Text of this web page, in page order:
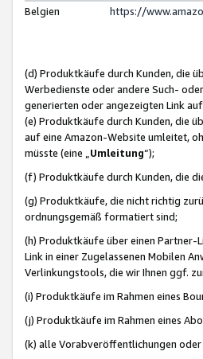
Belgien
https://
(d) Produktkäufe durch Kunden, die
Werbedienste oder andere Such-
generierten oder angezeigten Link
(e) Produktkäufe durch Kunden, die
auf eine Amazon-Website umleitet,
müsste (eine „ Umleitung“);
(f) Produktkäufe durch Kunden, die
(g) Produktkäufe, die nicht richtig
ordnungsgemäß formatiert sind;
(h) Produktkäufe über einen Partner-
Link in einer Zugelassenen Mobilen
Verlinkungstools, die wir Ihnen ggf.
(i) Produktkäufe im Rahmen eines
(j) Produktkäufe im Rahmen eines
(k) alle Vorabveröffentlichungen